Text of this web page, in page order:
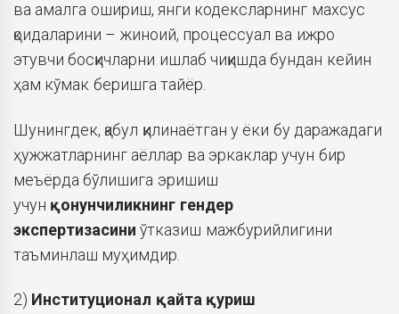
ва амалга ошириш, янги кодексларнинг махсус
қоидаларини – жиноий, процессуал ва ижро
этувчи босқичларни ишлаб чиқишда бундан кейин
ҳам кўмак беришга тайёр.
Шунингдек, қабул қилинаётган у ёки бу даражадаги
ҳужжатларнинг аёллар ва эркаклар учун бир
меъёрда бўлишига эришиш
учун қонунчиликнинг гендер
экспертизасини ўтказиш мажбурийлигини
таъминлаш муҳимдир.
2) Институционал қайта қуриш